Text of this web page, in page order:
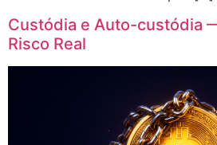
Custódia e Auto-custódia
Risco Real